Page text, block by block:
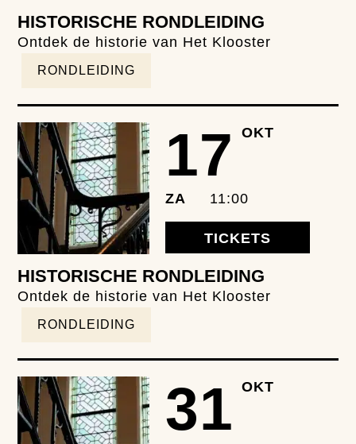
HISTORISCHE RONDLEIDING
Ontdek de historie van Het Klooster
RONDLEIDING
17 OKT
ZA 11:00
TICKETS
HISTORISCHE RONDLEIDING
Ontdek de historie van Het Klooster
RONDLEIDING
31 OKT